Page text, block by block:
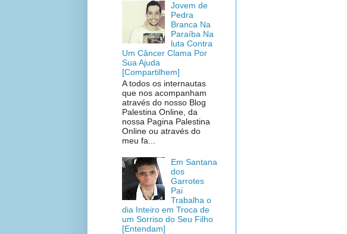
Jovem de
Pedra
Branca Na
Paraíba Na
luta Contra
Um Câncer Clama Por
Sua Ajuda
[Compartilhem]
A todos os internautas
que nos acompanham
através do nosso Blog
Palestina Online, da
nossa Pagina Palestina
Online ou através do
meu fa...
Em Santana
dos
Garrotes
Pai
Trabalha o
dia Inteiro em Troca de
um Sorriso do Seu Filho
[Entendam]